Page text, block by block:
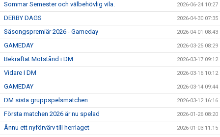
Sommar Semester och välbehövlig vila. 2026-06-24 10:27
DERBY DAGS 2026-04-30 07:35
Säsongspremiär 2026 - Gameday 2026-04-01 08:43
GAMEDAY 2026-03-25 08:29
Bekräftat Motstånd i DM 2026-03-17 09:12
Vidare I DM 2026-03-16 10:12
GAMEDAY 2026-03-14 09:44
DM sista gruppspelsmatchen. 2026-03-12 16:16
Första matchen 2026 är nu spelad 2026-01-26 08:20
Ännu ett nyförvärv till herrlaget 2026-01-03 11:15